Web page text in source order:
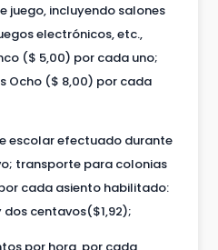
juego, incluyendo salones
electrónicos, etc.,
($ 5,00) por cada uno;
Ocho ($ 8,00) por cada
escolar efectuado durante
transporte para colonias
cada asiento habilitado:
dos centavos($1,92);